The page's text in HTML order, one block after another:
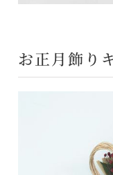
お正月飾り